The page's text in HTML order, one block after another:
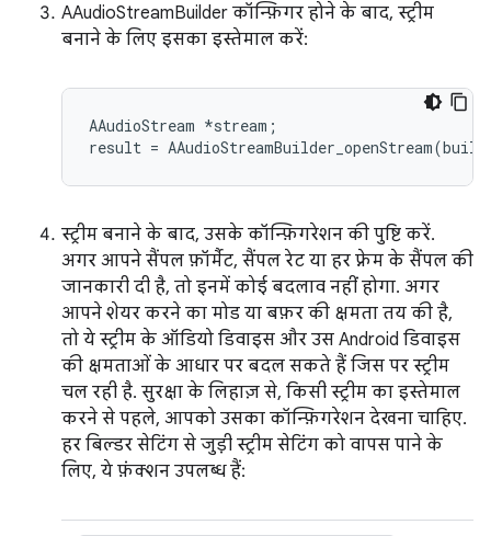
AAudioStreamBuilder कॉन्फ़िगर होने के बाद, स्ट्रीम
बनाने के लिए इसका इस्तेमाल करें:
AAudioStream *stream;
स्ट्रीम बनाने के बाद, उसके कॉन्फ़िगरेशन की पुष्टि करें.
अगर आपने सैंपल फ़ॉर्मैट, सैंपल रेट या हर फ़्रेम के सैंपल की
जानकारी दी है, तो इनमें कोई बदलाव नहीं होगा. अगर
आपने शेयर करने का मोड या बफ़र की क्षमता तय की है,
तो ये स्ट्रीम के ऑडियो डिवाइस और उस Android डिवाइस
की क्षमताओं के आधार पर बदल सकते हैं जिस पर स्ट्रीम
चल रही है. सुरक्षा के लिहाज़ से, किसी स्ट्रीम का इस्तेमाल
करने से पहले, आपको उसका कॉन्फ़िगरेशन देखना चाहिए.
हर बिल्डर सेटिंग से जुड़ी स्ट्रीम सेटिंग को वापस पाने के
लिए, ये फ़ंक्शन उपलब्ध हैं: